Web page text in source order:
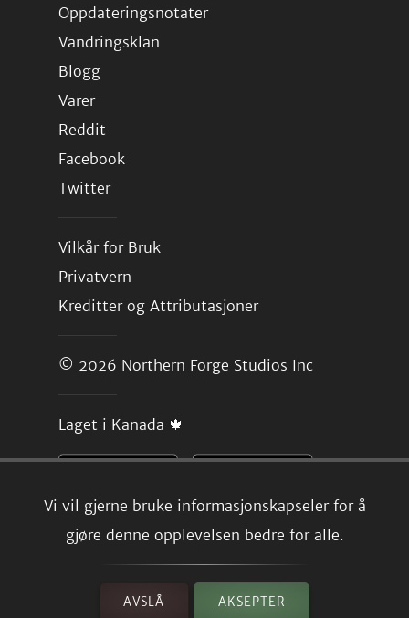
Vi vil gjerne bruke informasjonskapseler for å
gjøre denne opplevelsen bedre for alle.
AVSLÅ AKSEPTER
Oppdateringsnotater
Vandringsklan
Blogg
Varer
Reddit
Facebook
Twitter
Vilkår for Bruk
Privatvern
Kreditter og Attributasjoner
© 2026 Northern Forge Studios Inc
Laget i Kanada 🍁